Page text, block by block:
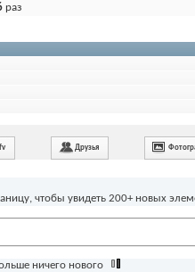
раз
Друзья
чтобы увидеть 200+ новых
ничего нового